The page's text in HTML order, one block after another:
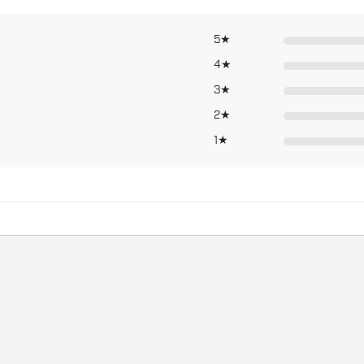
5★
4★
3★
2★
1★